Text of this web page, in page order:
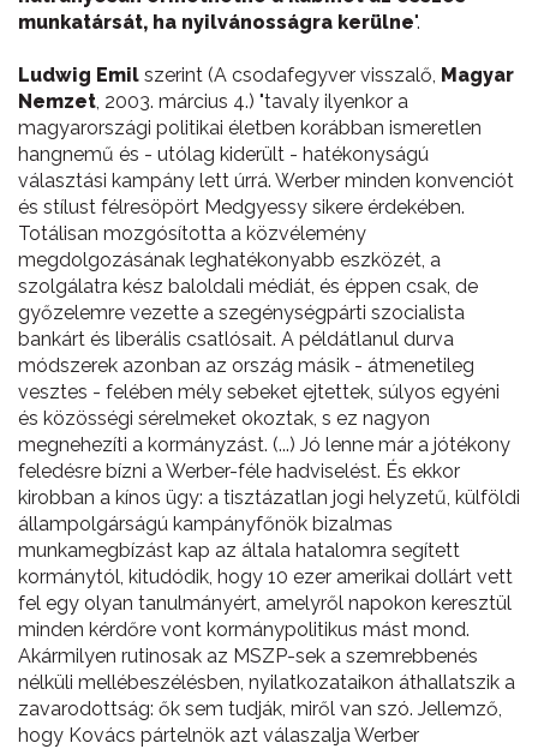
munkatársát, ha nyilvánosságra kerülne".
Ludwig Emil szerint (A csodafegyver visszalő, Magyar
Nemzet, 2003. március 4.) "tavaly ilyenkor a
magyarországi politikai életben korábban ismeretlen
hangnemű és - utólag kiderült - hatékonyságú
választási kampány lett úrrá. Werber minden konvenciót
és stílust félresöpört Medgyessy sikere érdekében.
Totálisan mozgósította a közvélemény
megdolgozásának leghatékonyabb eszközét, a
szolgálatra kész baloldali médiát, és éppen csak, de
győzelemre vezette a szegénységpárti szocialista
bankárt és liberális csatlósait. A példátlanul durva
módszerek azonban az ország másik - átmenetileg
vesztes - felében mély sebeket ejtettek, súlyos egyéni
és közösségi sérelmeket okoztak, s ez nagyon
megnehezíti a kormányzást. (...) Jó lenne már a jótékony
feledésre bízni a Werber-féle hadviselést. És ekkor
kirobban a kínos ügy: a tisztázatlan jogi helyzetű, külföldi
állampolgárságú kampányfőnök bizalmas
munkamegbízást kap az általa hatalomra segített
kormánytól, kitudódik, hogy 10 ezer amerikai dollárt vett
fel egy olyan tanulmányért, amelyről napokon keresztül
minden kérdőre vont kormánypolitikus mást mond.
Akármilyen rutinosak az MSZP-sek a szemrebbenés
nélküli mellébeszélésben, nyilatkozataikon áthallatszik a
zavarodottság: ők sem tudják, miről van szó. Jellemző,
hogy Kovács pártelnök azt válaszalja Werber